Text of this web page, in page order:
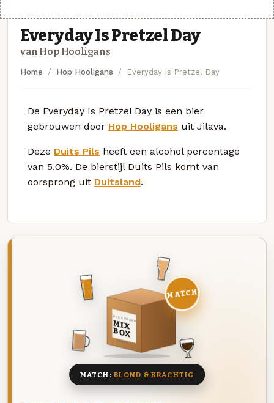
Everyday Is Pretzel Day
van Hop Hooligans
Home Hop Hooligans Everyday Is Pretzel Day
De Everyday Is Pretzel Day is een bier
gebrouwen door Hop Hooligans uit Jilava.
Deze Duits Pils heeft een alcohol percentage
van 5.0%. De bierstijl Duits Pils komt van
oorsprong uit Duitsland.
DEZE MAAND
MIX
BOX
8 BIEREN
MATCH
MATCH: BLOND & KRACHTIG